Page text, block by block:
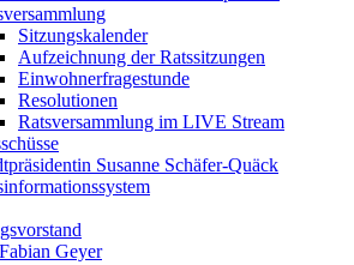
Sitzungskalender
Aufzeichnung der Ratssitzungen
Einwohnerfragestunde
Resolutionen
Ratsversammlung im LIVE Stream
Susanne Schäfer-Quäck
Geyer